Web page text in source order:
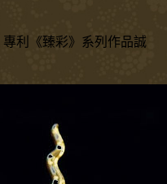
利《臻彩》系列作品誠